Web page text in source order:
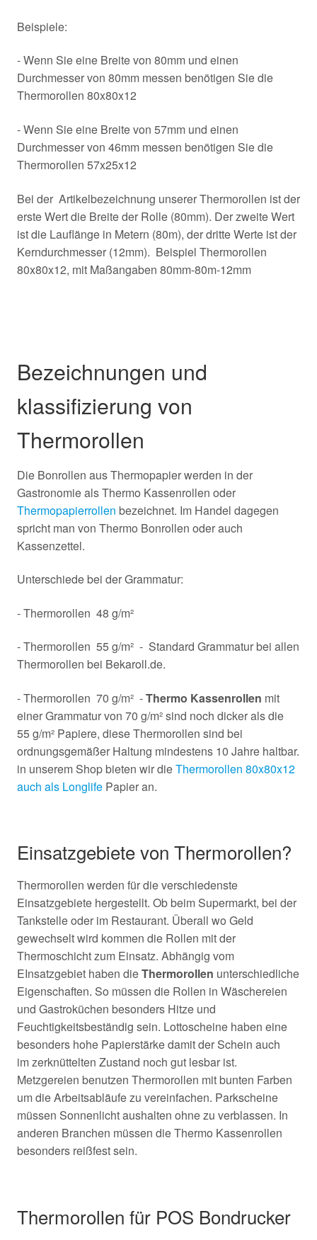
Beispiele:
- Wenn Sie eine Breite von 80mm und einen
Durchmesser von 80mm messen benötigen Sie die
Thermorollen 80x80x12
- Wenn Sie eine Breite von 57mm und einen
Durchmesser von 46mm messen benötigen Sie die
Thermorollen 57x25x12
Bei der Artikelbezeichnung unserer Thermorollen ist der
erste Wert die Breite der Rolle (80mm). Der zweite Wert
ist die Lauflänge in Metern (80m), der dritte Werte ist der
Kerndurchmesser (12mm). Beispiel Thermorollen
80x80x12, mit Maßangaben 80mm-80m-12mm
Bezeichnungen und
klassifizierung von
Thermorollen
Die Bonrollen aus Thermopapier werden in der
Gastronomie als Thermo Kassenrollen oder
Thermopapierrollen bezeichnet. Im Handel dagegen
spricht man von Thermo Bonrollen oder auch
Kassenzettel.
Unterschiede bei der Grammatur:
- Thermorollen 48 g/m²
- Thermorollen 55 g/m² - Standard Grammatur bei allen
Thermorollen bei Bekaroll.de.
- Thermorollen 70 g/m² -Thermo Kassenrollen mit
einer Grammatur von 70 g/m² sind noch dicker als die
55 g/m² Papiere, diese Thermorollen sind bei
ordnungsgemäßer Haltung mindestens 10 Jahre haltbar.
in unserem Shop bieten wir dieThermorollen 80x80x12
auch als Longlife Papier an.
Einsatzgebiete von Thermorollen?
Thermorollen werden für die verschiedenste
Einsatzgebiete hergestellt. Ob beim Supermarkt, bei der
Tankstelle oder im Restaurant. Überall wo Geld
gewechselt wird kommen die Rollen mit der
Thermoschicht zum Einsatz. Abhängig vom
EInsatzgebiet haben dieThermorollen unterschiedliche
Eigenschaften. So müssen die Rollen in Wäschereien
und Gastroküchen besonders Hitze und
Feuchtigkeitsbeständig sein. Lottoscheine haben eine
besonders hohe Papierstärke damit der Schein auch
imzerknüttelten Zustand noch gut lesbar ist.
Metzgereien benutzen Thermorollen mit bunten Farben
um die Arbeitsabläufe zu vereinfachen. Parkscheine
müssen Sonnenlicht aushalten ohne zu verblassen. In
anderen Branchen müssen die Thermo Kassenrollen
besonders reißfest sein.
Thermorollen für POS Bondrucker